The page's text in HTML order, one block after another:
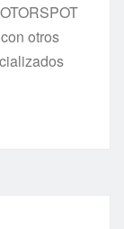
otros